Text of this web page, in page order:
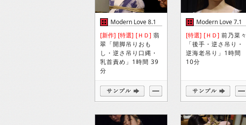
Modern Love 8.1
[新作] [特選] [ＨＤ] 翡
翠「開脚吊りおも
し・逆さ吊り口縄・
乳首責め」1時間 39
分
Modern Love 7.1
[特選] [ＨＤ] 前乃菜々
「後手・逆さ吊り・
逆海老吊り」1時間
10分